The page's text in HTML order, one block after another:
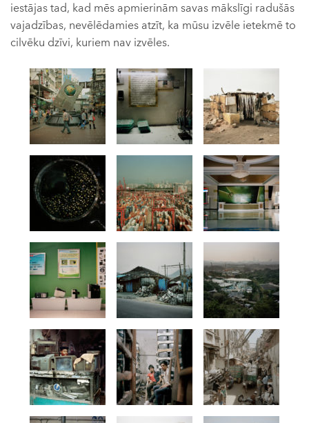
iestājas tad, kad mēs apmierinām savas mākslīgi radušās
vajadzības, nevēlēdamies atzīt, ka mūsu izvēle ietekmē to
cilvēku dzīvi, kuriem nav izvēles.